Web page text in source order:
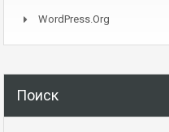
WordPress.org
Поиск